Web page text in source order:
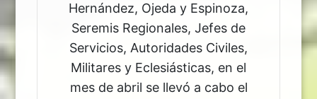
Hernández, Ojeda y Espinoza,
Seremis Regionales, Jefes de
Servicios, Autoridades Civiles,
Militares y Eclesiásticas, en el
mes de abril se llevó a cabo el